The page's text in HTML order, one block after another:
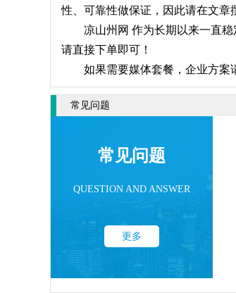
性、可靠性做保证，因此请在文
凉山州网 作为长期以来一直
请直接下单即可！
如果需要媒体套餐，企业方案
常见问题
常见问题
QUESTION AND ANSWER
更多